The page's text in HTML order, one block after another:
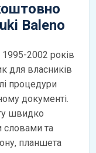
Baleno
2002 років
для власників
процедури
документі.
швидко
словами та
планшета